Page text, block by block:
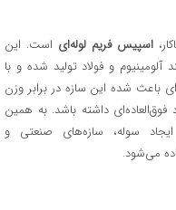
اسپیس فریم لوله‌ایاست. این
و فولاد تولید شده و با
باعث شده این سازه در برابر وزن
داشته باشد. به همین
سوله، سازه‌های صنعتی و
می‌شود.